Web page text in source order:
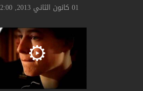
01 كانون الثاني 2013, 12:00 ص